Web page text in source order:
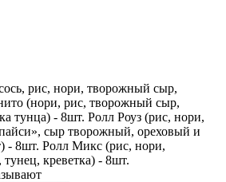
рис, нори, творожный сыр,
(нори, рис, творожный сыр,
тунца) - 8шт. Ролл Роуз (рис, нори,
сыр творожный, ореховый и
- 8шт. Ролл Микс (рис, нори,
креветка) - 8шт.